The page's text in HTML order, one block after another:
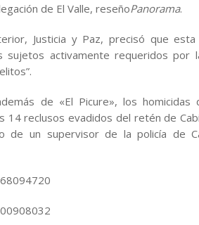
de El Valle, reseñoPanorama.
Justicia y Paz, precisó que esta
activamente requeridos por
de «El Picure», los homicidas
14 reclusos evadidos del retén de
de un supervisor de la policía de